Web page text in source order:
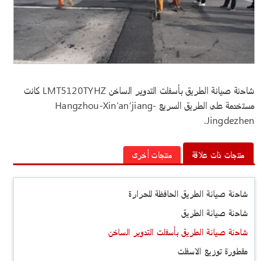
شاحنة صيانة الطريق بأسفلت التدوير الساخن LMT5120TYHZ كانت
مستخدمة على الطريق السريع Hangzhou-Xin’an’jiang-
Jingdezhen.
منتجات ذات علاقة منتجات أخرى
شاحنة صيانة الطريق الحافظة للحرارة
شاحنة صيانة الطريق
شاحنة صيانة الطريق بأسفلت التدوير الساخن
مقطورة توزيع الاسفلت